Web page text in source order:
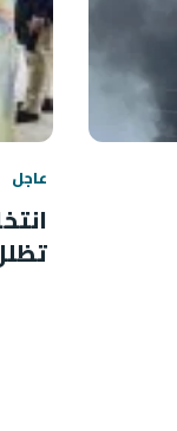
عاجل